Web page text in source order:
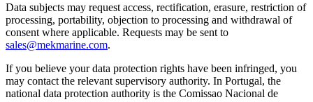
Data subjects may request access, rectification, erasure, restriction of
processing, portability, objection to processing and withdrawal of
consent where applicable. Requests may be sent to
sales@mekmarine.com.
If you believe your data protection rights have been infringed, you
may contact the relevant supervisory authority. In Portugal, the
national data protection authority is the Comissao Nacional de